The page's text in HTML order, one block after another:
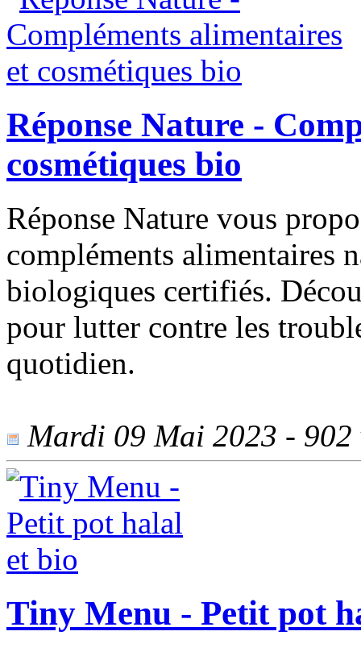
Réponse Nature -
cosmétiques bio
Réponse Nature vous
compléments alimentaires
biologiques certifiés.
pour lutter contre les
quotidien.
Mardi 09 Mai 2023 - 902
Tiny Menu - Petit pot